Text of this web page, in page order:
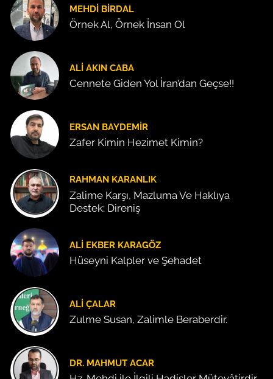
MEHDI BIRDAL
Örnek Al, Örnek İnsan Ol
ALI AKIN CABA
Cennete Giden Yol İran’dan Geçse!!
ERSAN BAYDEMIR
Zafer Kimin Hezimet Kimin?
RAHMAN KARANLIK
Zalime Karşı, Mazluma Ve Haklıya
Destek: Direniş
ALI EKBER KARAGÖZ
Hüseyni Kalpler ve Şehadet
ALI ÇALAR
Zulme Susan, Zalimle Beraberdir.
DR. MAHMUT ACAR